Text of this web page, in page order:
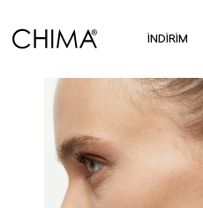
İNDİRİM